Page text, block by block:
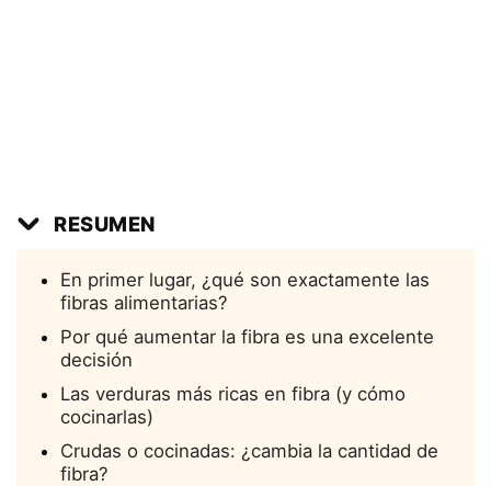
RESUMEN
En primer lugar, ¿qué son exactamente las
fibras alimentarias?
Por qué aumentar la fibra es una excelente
decisión
Las verduras más ricas en fibra (y cómo
cocinarlas)
Crudas o cocinadas: ¿cambia la cantidad de
fibra?